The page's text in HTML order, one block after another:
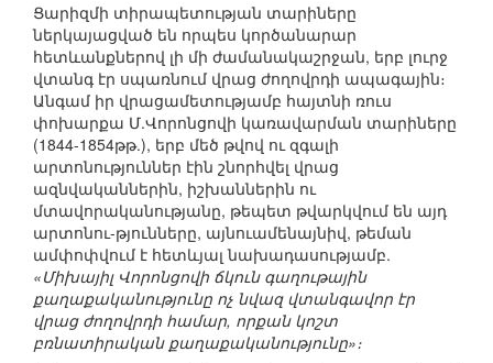
Ցարիզմի տիրապետության տարիները
ներկայացված են որպես կործանարար
հետևանքներով լի մի ժամանակաշրջան, երբ լուրջ
վտանգ էր սպառնում վրաց ժողովրդի ապագային։
Անգամ իր վրացամետությամբ հայտնի ռուս
փոխարքա Մ.Վորոնցովի կառավարման տարիները
(1844-1854թթ.), երբ մեծ թվով ու զգալի
արտոնություններ էին շնորհվել վրաց
ազնվականներին, իշխաններին ու
մտավորականությանը, թեպետ թվարկվում են այդ
արտոնու-թյունները, այնուամենայնիվ, թեման
ամփոփվում է հետևյալ նախադասությամբ.
«Միխայիլ Վորոնցովի ճկուն գաղութային
քաղաքականությունը ոչ նվազ վտանգավոր էր
վրաց ժողովրդի համար, որքան կոշտ
բռնատիրական քաղաքականությունը»։